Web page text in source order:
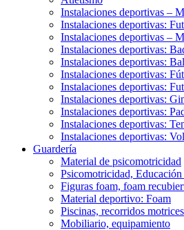
Instalaciones deportivas –
Instalaciones deportivas:
Instalaciones deportivas –
Instalaciones deportivas:
Instalaciones deportivas:
Instalaciones deportivas:
Instalaciones deportivas:
Instalaciones deportivas:
Instalaciones deportivas:
Instalaciones deportivas:
Instalaciones deportivas:
Guardería
Material de psicomotricidad
Psicomotricidad, Educación
Figuras foam, foam
Material deportivo: Foam
Piscinas, recorridos motrices
Mobiliario, equipamiento